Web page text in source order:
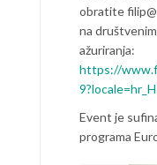
obratite
na
ažuriranja:
https://
Event je
programa